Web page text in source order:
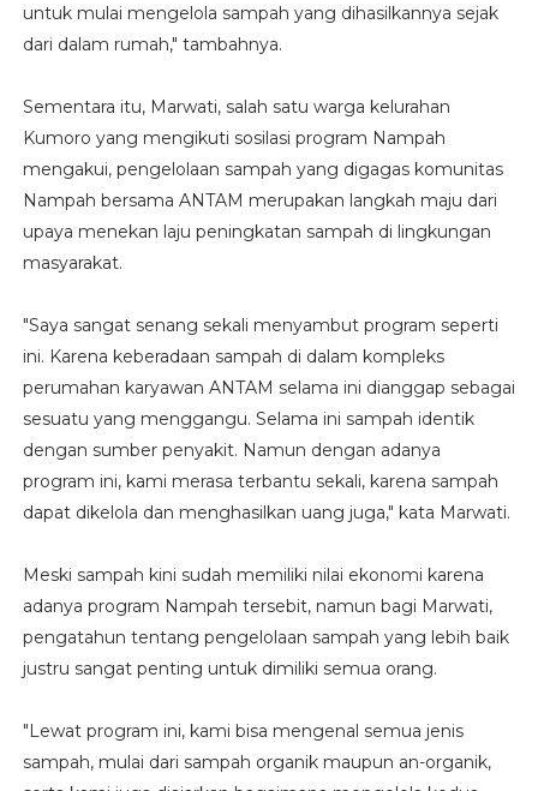
untuk mulai mengelola sampah yang dihasilkannya sejak
dari dalam rumah," tambahnya.
Sementara itu, Marwati, salah satu warga kelurahan
Kumoro yang mengikuti sosilasi program Nampah
mengakui, pengelolaan sampah yang digagas komunitas
Nampah bersama ANTAM merupakan langkah maju dari
upaya menekan laju peningkatan sampah di lingkungan
masyarakat.
"Saya sangat senang sekali menyambut program seperti
ini. Karena keberadaan sampah di dalam kompleks
perumahan karyawan ANTAM selama ini dianggap sebagai
sesuatu yang menggangu. Selama ini sampah identik
dengan sumber penyakit. Namun dengan adanya
program ini, kami merasa terbantu sekali, karena sampah
dapat dikelola dan menghasilkan uang juga," kata Marwati.
Meski sampah kini sudah memiliki nilai ekonomi karena
adanya program Nampah tersebit, namun bagi Marwati,
pengatahun tentang pengelolaan sampah yang lebih baik
justru sangat penting untuk dimiliki semua orang.
"Lewat program ini, kami bisa mengenal semua jenis
sampah, mulai dari sampah organik maupun an-organik,